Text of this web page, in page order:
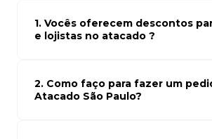
1. Vocês oferecem descontos
e lojistas no atacado ?
atacado empresas e compre com os
para seu modelo de negócio
2. Como faço para fazer um
Atacado São Paulo?